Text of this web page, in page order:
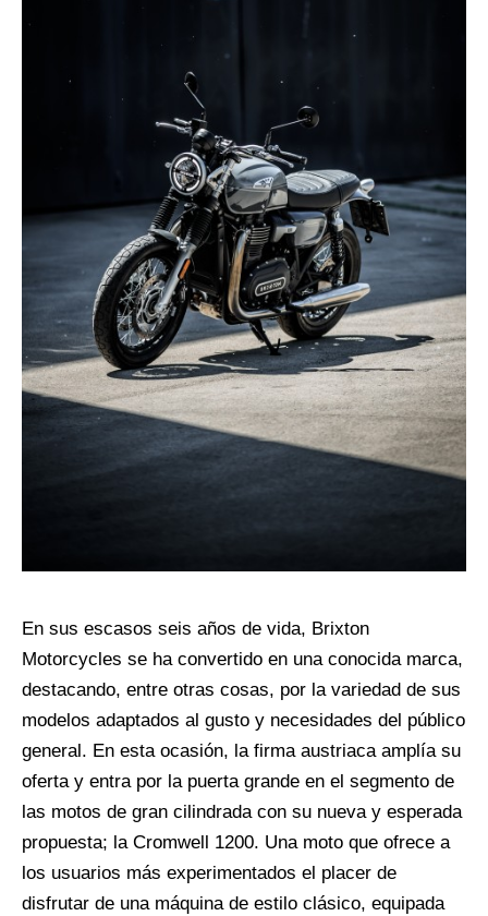
En sus escasos seis años de vida, Brixton
Motorcycles se ha convertido en una conocida marca,
destacando, entre otras cosas, por la variedad de sus
modelos adaptados al gusto y necesidades del público
general. En esta ocasión, la firma austriaca amplía su
oferta y entra por la puerta grande en el segmento de
las motos de gran cilindrada con su nueva y esperada
propuesta; la Cromwell 1200. Una moto que ofrece a
los usuarios más experimentados el placer de
disfrutar de una máquina de estilo clásico, equipada